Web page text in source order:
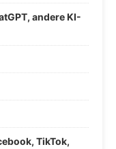
andere KI-
TikTok,